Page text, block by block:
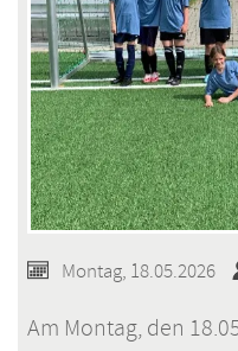
Montag, 18.05.2026
Am Montag, den